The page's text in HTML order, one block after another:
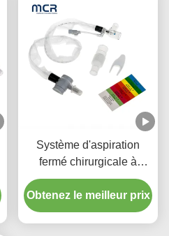
Système d'aspiration
fermé chirurgicale à
usage unique Nouveaux-
nés/pédiatrie-coudes
Obtenez le meilleur prix